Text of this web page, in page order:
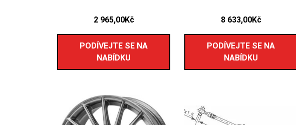
2 965,00Kč
PODÍVEJTE SE NA
NABÍDKU
8 633,00Kč
PODÍVEJTE SE NA
NABÍDKU